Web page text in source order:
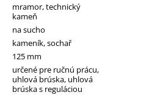
mramor, technický
kameň
na sucho
kameník, sochař
125 mm
určené pre ručnú prácu,
uhlová brúska, uhlová
brúska s reguláciou